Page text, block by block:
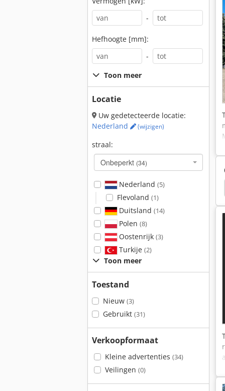
-
Hefhoogte [mm]:
-
Toon meer
Locatie
Uw gedetecteerde locatie:
Nederland
(wijzigen)
straal:
Onbeperkt (34)
Nederland (5)
Flevoland (1)
Duitsland (14)
Polen (8)
Oostenrijk (3)
Turkije (2)
Toon meer
Toestand
Nieuw (3)
Gebruikt (31)
Verkoopformaat
Kleine advertenties (34)
Veilingen (0)
Neuson 2001 Neuson 1903